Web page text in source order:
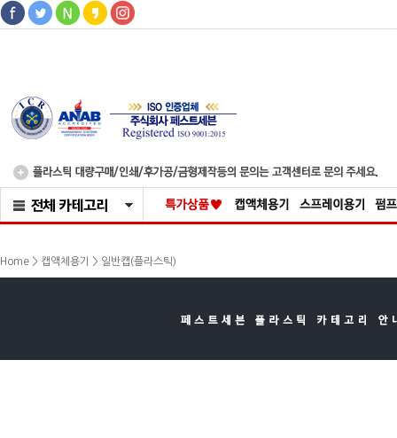
Home > 캡액체용기 > 일반캡(플라스틱)